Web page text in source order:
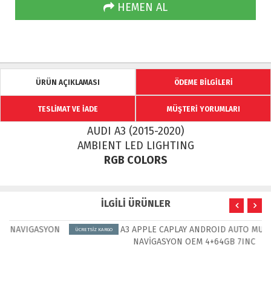
HEMEN AL
ÜRÜN AÇIKLAMASI ÖDEME BİLGİLERİ
TESLİMAT VE İADE MÜŞTERİ YORUMLARI
AUDI A3 (2015-2020)
AMBIENT LED LIGHTING
RGB COLORS
İLGİLİ ÜRÜNLER
ÜCRETSİZ KARGO